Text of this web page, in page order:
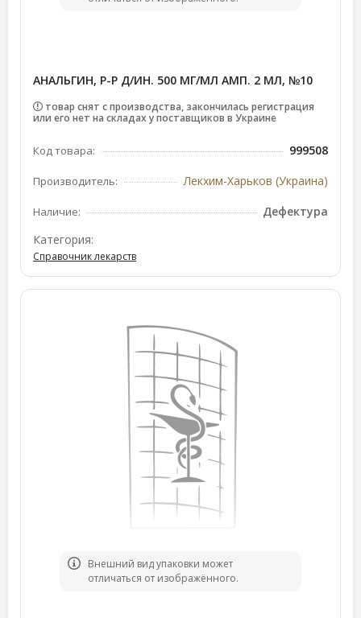
АНАЛЬГИН, Р-Р Д/ИН. 500 МГ/МЛ АМП. 2 МЛ, №10
товар снят с производства, закончилась регистрация
или его нет на складах у поставщиков в Украине
Код товара: 999508
Производитель: Лекхим-Харьков (Украина)
Наличие:
Дефектура
Категория:
Справочник лекарств
Bнешний вид упаковки может
отличаться от изображённого.